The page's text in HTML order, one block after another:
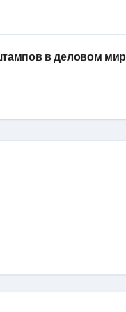
в деловом